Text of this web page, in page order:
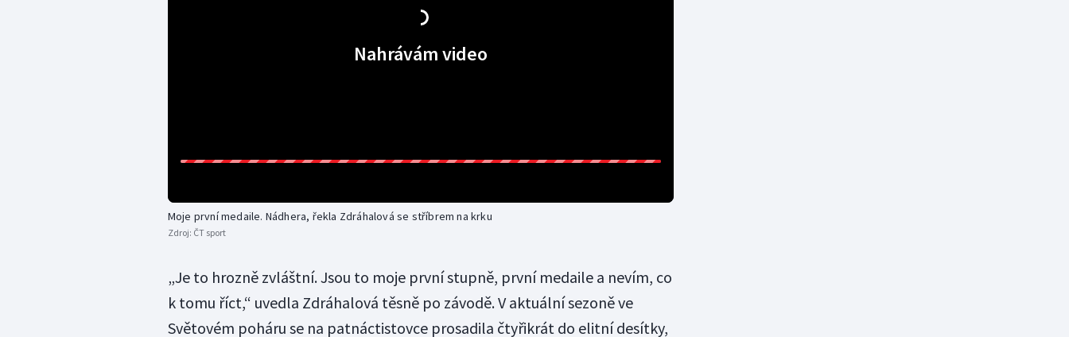
Nahrávám video
Moje první medaile. Nádhera, řekla Zdráhalová se stříbrem na krku
Zdroj: ČT sport
„Je to hrozně zvláštní. Jsou to moje první stupně, první medaile a nevím, co
k tomu říct,“ uvedla Zdráhalová těsně po závodě. V aktuální sezoně ve
Světovém poháru se na patnáctistovce prosadila čtyřikrát do elitní desítky,